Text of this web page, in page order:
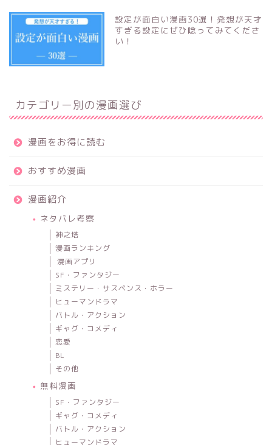
設定が面白い漫画30選！発想が天才
すぎる設定にぜひ唸ってみてくださ
い！
カテゴリー別の漫画選び
漫画をお得に読む
おすすめ漫画
漫画紹介
ネタバレ考察
神之塔
漫画ランキング
漫画アプリ
SF・ファンタジー
ミステリー・サスペンス・ホラー
ヒューマンドラマ
バトル・アクション
ギャグ・コメディ
恋愛
BL
その他
無料漫画
SF・ファンタジー
ギャグ・コメディ
バトル・アクション
ヒューマンドラマ